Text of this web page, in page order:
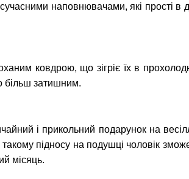
наповнювачами, які прості в
ковдрою, що зігріє їх в
більш затишним.
і прикольний подарунок на
підносу на подушці чоловік
місяць.